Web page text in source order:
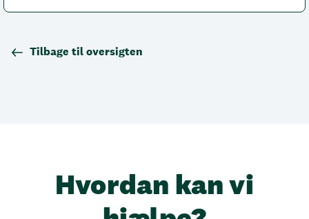
Tilbage til oversigten
Hvordan kan vi